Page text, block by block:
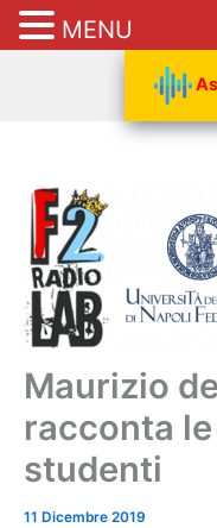
Maurizio
racconta
studenti
11 Dicembre 2019
MENU